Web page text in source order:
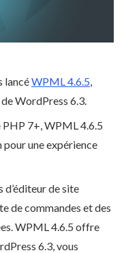
lancéWPML 4.6.5,
WordPress 6.3.
7+, WPML 4.6.5
une expérience
de site
de commandes et des
WPML 4.6.5 offre
6.3, vous